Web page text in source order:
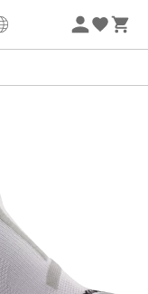
Produkten* Code